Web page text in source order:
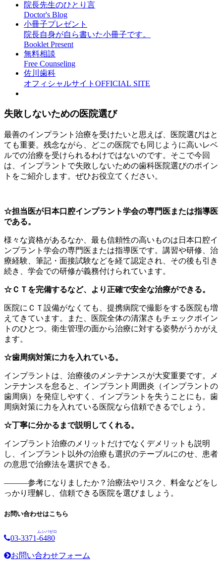
院長先生のひとり言
Doctor's Blog
小冊子プレゼント
院長自身が自ら書いた小冊子です。
Booklet Present
無料相談
Free Counseling
佐川歯科
オフィシャルサイト OFFICIAL SITE
失敗しないための医院選び
最善のインプラント治療を受けたいと思えば、医院選びはと
ても重要。残念ながら、どこの医院でも同じように高いレベ
ルでの治療を受けられるわけではないのです。そこで今回
は、インプラントで失敗しないための歯科医院選びのポイン
トをご紹介します。ぜひお役立てください。
☆担当医が日本口腔インプラント学会の専門医または指導医
である。
様々な資格があるなか、最も信頼性の高いものは日本口腔イ
ンプラント学会の専門医または指導医です。講習や研修、治
療経験、筆記・面接試験などを経て認定され、その後も引き
続き、学会での研修が義務付けられています。
☆ＣＴを完備するなど、より正確で安全な治療ができる。
医院にＣＴ設備がなくても、提携病院で撮影をする医院も増
えてきています。また、医院全体の清潔さもチェックポイン
トのひとつ。衛生管理の面から治療に対する姿勢がうかがえ
ます。
☆歯周病対策に力を入れている。
インプラントは、治療後のメンテナンスが大変重要です。メ
ンテナンスを怠ると、インプラント周囲炎（インプラントの
歯周病）を発症しやすく、インプラントを失うことにも。歯
周病対策に力を入れている医院なら信頼できるでしょう。
☆丁寧に分かるまで説明してくれる。
インプラント治療のメリットだけでなくデメリットも説明
し、インプラント以外の治療も選択のテーブルにのせ、患者
の意思で治療法を選択できる。
―――参考になりましたか？治療法やリスク、料金などをし
っかり理解し、信頼できる医院を選びましょう。
お問い合わせはこちら
03-3371-6480
ムシバゼロ
お問い合わせフォーム